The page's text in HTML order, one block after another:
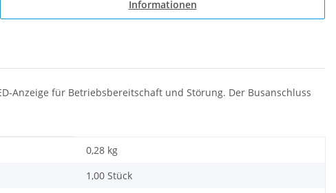
Informationen
Anzeige für Betriebsbereitschaft und Störung. Der Busanschluss
0,28 kg
1,00 Stück